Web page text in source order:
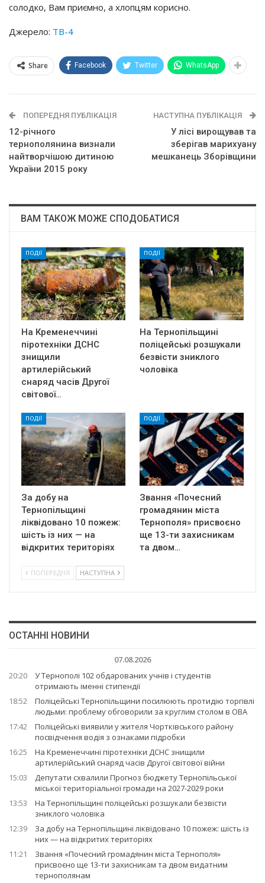
солодко, Вам приємно, а хлопцям корисно.
Джерело: ТВ-4
Share Facebook Twitter WhatsApp
ПОПЕРЕДНЯ ПУБЛІКАЦІЯ
12-річного
тернополянина визнали
найтворчішою дитиною
України 2015 року
НАСТУПНА ПУБЛІКАЦІЯ
У лісі вирощував та
зберігав марихуану
мешканець Зборівщини
ВАМ ТАКОЖ МОЖЕ СПОДОБАТИСЯ
ПОДІЇ
На Кременеччині
піротехніки ДСНС
знищили
артилерійський
снаряд часів Другої
світової…
ПОДІЇ
На Тернопільщині
поліцейські розшукали
безвісти зниклого
чоловіка
ПОДІЇ
За добу на
Тернопільщині
ліквідовано 10 пожеж:
шість із них — на
відкритих територіях
ПОДІЇ
Звання «Почесний
громадянин міста
Тернополя» присвоєно
ще 13-ти захисникам
та двом…
ПОПЕРЕДНЯ НАСТУПНА
ОСТАННІ НОВИНИ
07.08.2026
20:20
У Тернополі 102 обдарованих учнів і студентів
отримають іменні стипендії
18:52
Поліцейські Тернопільщини посилюють протидію торгівлі
людьми: проблему обговорили за круглим столом в ОВА
17:42
Поліцейські виявили у жителя Чортківського району
посвідчення водія з ознаками підробки
16:25
На Кременеччині піротехніки ДСНС знищили
артилерійський снаряд часів Другої світової війни
15:03
Депутати схвалили Прогноз бюджету Тернопільської
міської територіальної громади на 2027-2029 роки
13:53
На Тернопільщині поліцейські розшукали безвісти
зниклого чоловіка
12:39
За добу на Тернопільщині ліквідовано 10 пожеж: шість із
них — на відкритих територіях
11:21
Звання «Почесний громадянин міста Тернополя»
присвоєно ще 13-ти захисникам та двом видатним
тернополянам